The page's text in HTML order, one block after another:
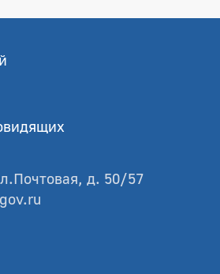
д. 50/57